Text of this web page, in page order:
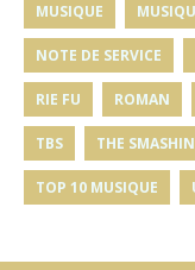
MUSIQUE
NOTE DE SERVICE
RIE FU ROMAN
TBS THE
TOP 10 MUSIQUE